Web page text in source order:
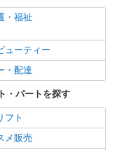
・福祉
ューティー
・配達
・パートを探す
フト
メ販売